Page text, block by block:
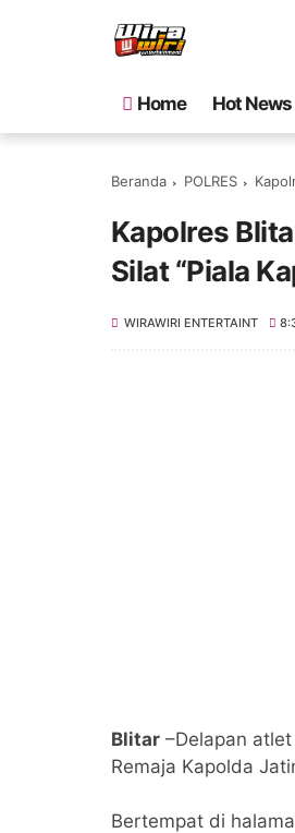
Home Hot News
Beranda POLRES
Kapolres
Silat “Piala
WIRAWIRI ENTERTAINT
Blitar –Delapan
Remaja Kapolda
Bertempat di